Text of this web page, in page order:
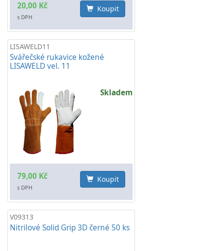
20,00 Kč
s DPH
Koupit
LISAWELD11
Svářečské rukavice kožené
LISAWELD vel. 11
Skladem
79,00 Kč
s DPH
Koupit
V09313
Nitrilové Solid Grip 3D černé 50 ks